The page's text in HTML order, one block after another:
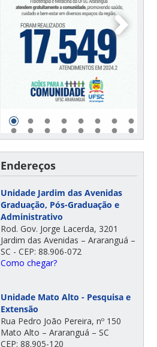
Endereços
Unidade Jardim das Avenidas
Graduação, Pós-Graduação e
Administrativo
Rod. Gov. Jorge Lacerda, 3201
Jardim das Avenidas – Araranguá –
SC - CEP: 88.906-072
Como chegar?
Unidade Mato Alto - Pesquisa e
Extensão
Rua Pedro João Pereira, nº 150
Mato Alto – Araranguá – SC
CEP: 88.905-120